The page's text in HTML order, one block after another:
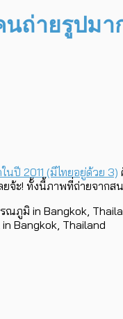
ถ่ายรูปม
ปี 2011 (มีไทยอยู่ด้วย 3)
ลยจ้ะ! ทั้งนี้ภาพที่ถ่ายจ
ณภูมิ in Bangkok,
Bangkok, Thailand